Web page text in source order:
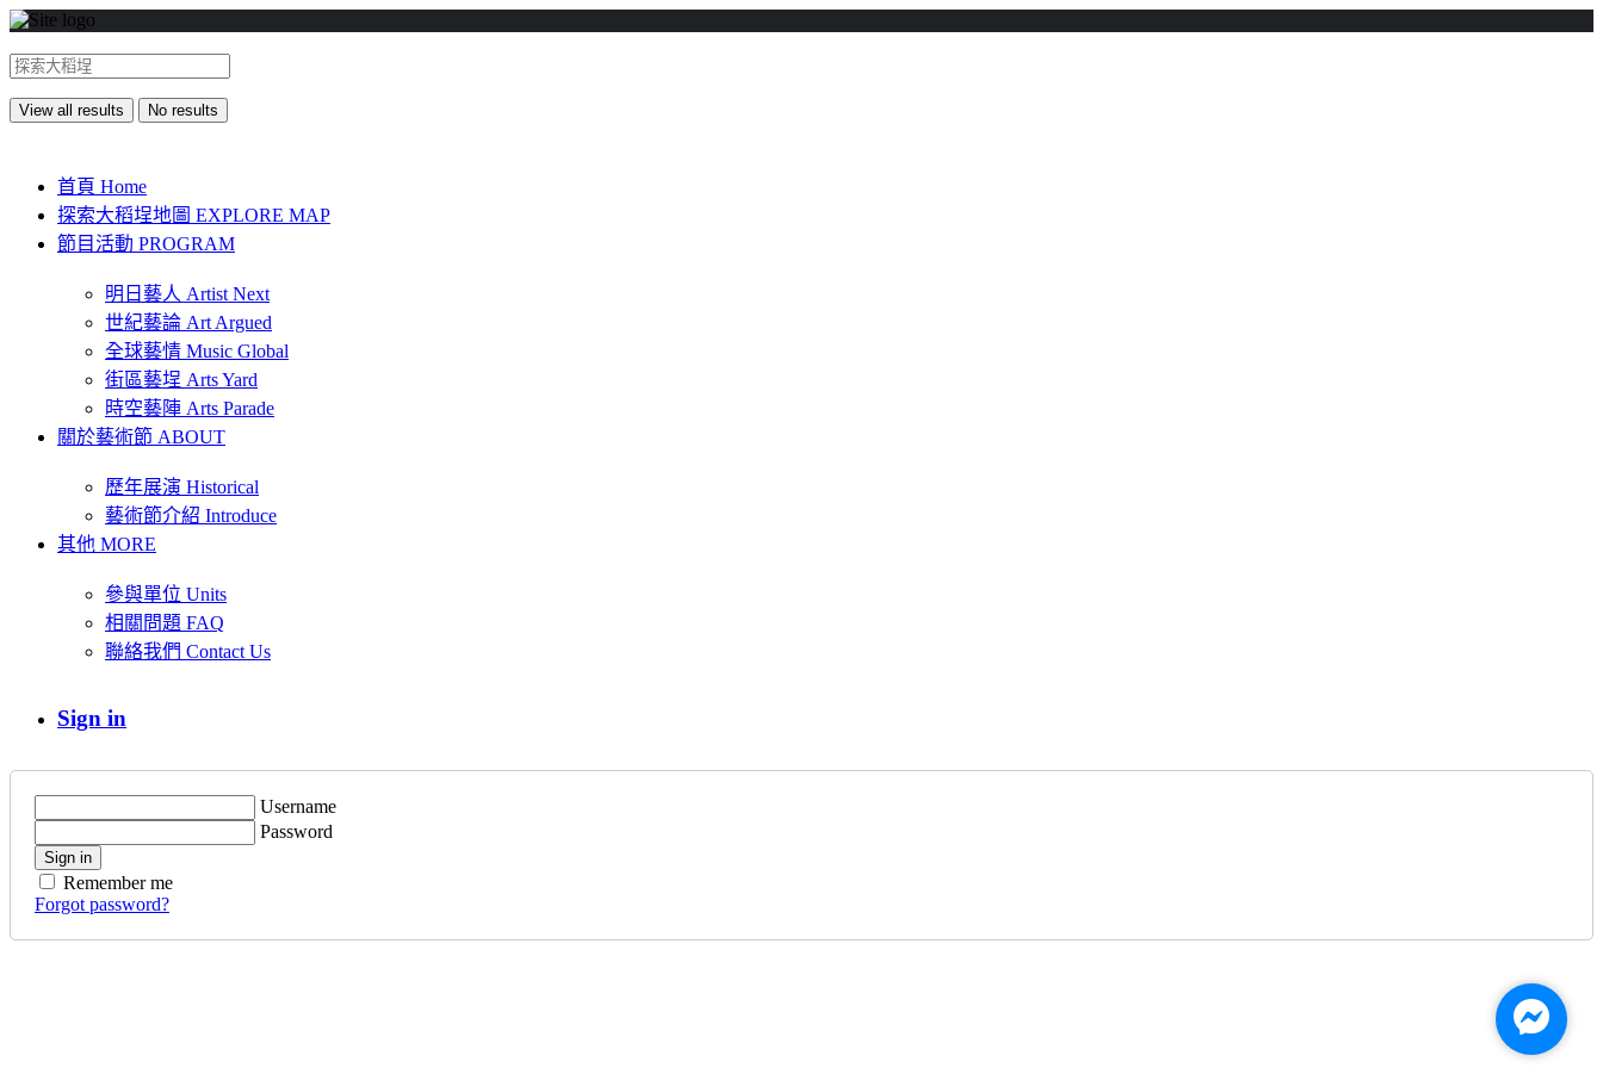
View all results No results
首頁 Home
探索大稻埕地圖 EXPLORE MAP
節目活動 PROGRAM
明日藝人 Artist Next
世紀藝論 Art Argued
全球藝情 Music Global
街區藝埕 Arts Yard
時空藝陣 Arts Parade
關於藝術節 ABOUT
歷年展演 Historical
藝術節介紹 Introduce
其他 MORE
參與單位 Units
相關問題 FAQ
聯絡我們 Contact Us
Sign in
Username
Password
Sign in
Remember me
Forgot password?